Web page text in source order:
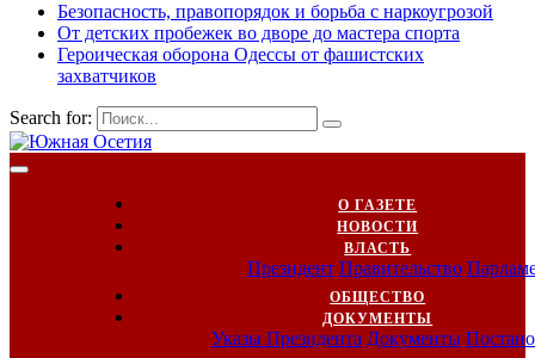
Безопасность, правопорядок и борьба с наркоугрозой
От детских пробежек во дворе до мастера спорта
Героическая оборона Одессы от фашистских
захватчиков
Search for:
О ГАЗЕТЕ
НОВОСТИ
ВЛАСТЬ
Президент Правительство
ОБЩЕСТВО
ДОКУМЕНТЫ
Указы Президента Документы